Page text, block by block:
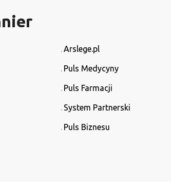
Arslege.pl
Puls Medycyny
Puls Farmacji
System Partnerski
Puls Biznesu